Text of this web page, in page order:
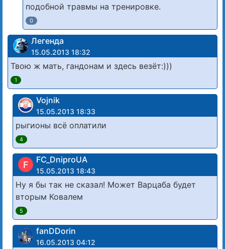
подобной травмы на тренировке.
0
Легенда
15.05.2013 18:32
Твою ж мать, гандонам и здесь везёт:)))
1
Vojnik
15.05.2013 18:33
рыгионы всё оплатили
4
F FC_DniproUA
15.05.2013 18:43
Ну я бы так не сказал! Может Варцаба будет
вторым Ковалем
5
fanDDorin
16.05.2013 04:12